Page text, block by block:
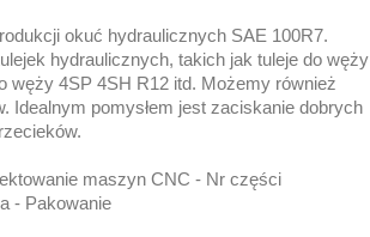
okuć hydraulicznych SAE 100R7.
hydraulicznych, takich jak tuleje do węży
węży 4SP 4SH R12 itd. Możemy również
Idealnym pomysłem jest zaciskanie dobrych
maszyn CNC - Nr części
- Pakowanie